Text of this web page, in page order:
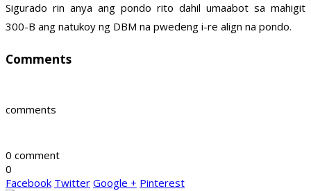
Sigurado rin anya ang pondo rito dahil umaabot sa mahigit
300-B ang natukoy ng DBM na pwedeng i-re align na pondo.
Comments
comments
0 comment
0
Facebook Twitter Google + Pinterest